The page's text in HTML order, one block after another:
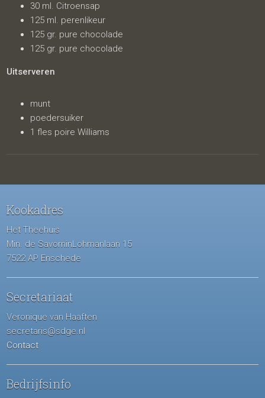
30 ml. Citroensap
125 ml. perenlikeur
125 gr. pure chocolade
125 gr. pure chocolade
Uitserveren
munt
poedersuiker
1 fles poire Williams
Kookadres
Het Theehuis
Min. de SavorninLohmanlaan 15
7522 AP Enschede
Secretariaat
Veronique van Haaften
secretaris@sdge.nl
Contact
Bedrijfsinfo